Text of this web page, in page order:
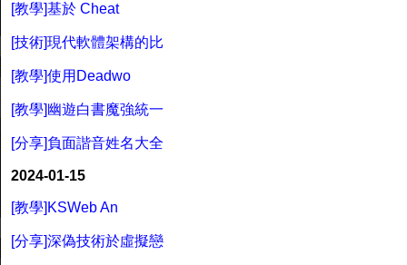
[教學]基於 Cheat
[技術]現代軟體架構的比
[教學]使用Deadwo
[教學]幽遊白書魔強統一
[分享]負面諧音姓名大全
2024-01-15
[教學]KSWeb An
[分享]深偽技術於虛擬戀